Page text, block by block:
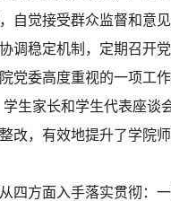
自觉接受群众监督和意
调稳定机制，定期召开
委高度重视的一项工
生家长和学生代表座谈
，有效地提升了学院
方面入手落实贯彻：